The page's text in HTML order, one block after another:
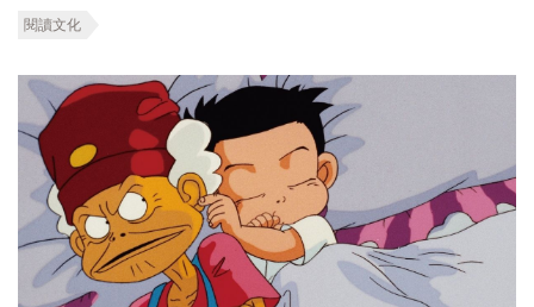
閱讀文化